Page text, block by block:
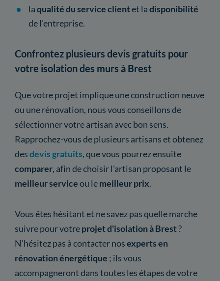
laqualité du service clientet ladisponibilité
de l'entreprise.
Confrontez plusieurs devis gratuits pour
votre isolation des murs à Brest
Que votre projet implique une construction neuve
ou une rénovation, nous vous conseillons de
sélectionner votre artisan avec bon sens.
Rapprochez-vous de plusieurs artisans et obtenez
desdevis gratuits, que vous pourrez ensuite
comparer, afin de choisir l'artisan proposant le
meilleur serviceou lemeilleur prix.
Vous êtes hésitant et ne savez pas quelle marche
suivre pour votreprojet d'isolation à Brest?
N'hésitez pas à contacter nosexperts en
rénovation énergétique ; ils vous
accompagneront dans toutes les étapes de votre